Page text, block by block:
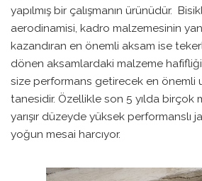
yapılmış bir çalışmanın ürünüdür.
aerodinamisi, kadro malzemesinin
kazandıran en önemli aksam ise
dönen aksamlardaki malzeme
size performans getirecek en önemli
tanesidir. Özellikle son 5 yılda birçok
yarışır düzeyde yüksek performanslı
yoğun mesai harcıyor.